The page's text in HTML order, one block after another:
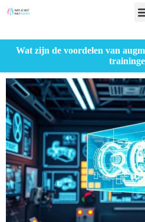
Wat zijn de voordelen van